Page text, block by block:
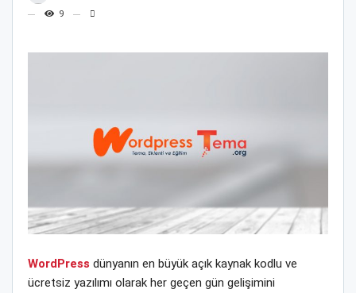
9
WordPress dünyanın en büyük açık kaynak kodlu ve
ücretsiz yazılımı olarak her geçen gün gelişimini